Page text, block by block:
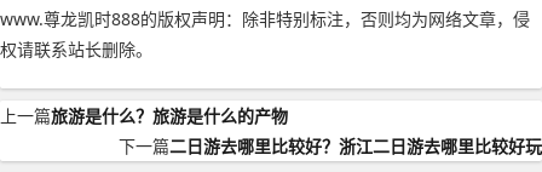
www.尊龙凯时888的版权声明： 除非特别标注，否则均为网络文章，侵
权请联系站长删除。
上一篇旅游是什么？旅游是什么的产物
下一篇二日游去哪里比较好？浙江二日游去哪里比较好玩